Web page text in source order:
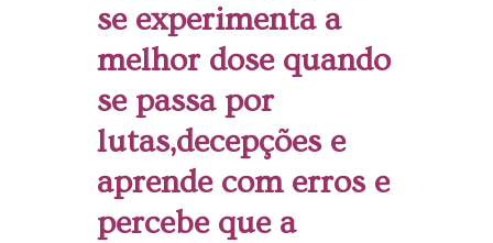
se experimenta a
melhor dose quando
se passa por
lutas,decepções e
aprende com erros e
percebe que a